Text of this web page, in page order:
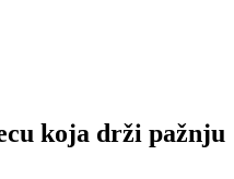
koja drži pažnju